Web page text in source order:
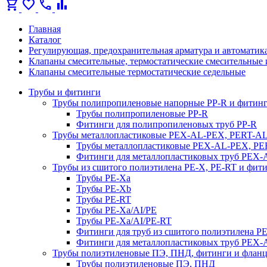
shopping_cart favorite call bar_chart
Главная
Каталог
Регулирующая, предохранительная арматура и
Клапаны смесительные, термостатические
Клапаны смесительные термостатические седельные
Трубы и фитинги
Трубы полипропиленовые напорные PP-R и
Трубы полипропиленовые PP-R
Фитинги для полипропиленовых труб PP-R
Трубы металлопластиковые PEX-AL-PEX, PERT-
Трубы металлопластиковые PEX-AL-PEX,
Фитинги для металлопластиковых труб
Трубы из сшитого полиэтилена PE-X, PE-RT и
Трубы PE-Xa
Трубы PE-Xb
Трубы PE-RT
Трубы PE-Xa/AI/PE
Трубы PE-Xa/AI/PE-RT
Фитинги для труб из сшитого полиэтилена
Фитинги для металлопластиковых труб
Трубы полиэтиленовые ПЭ, ПНД, фитинги и
Трубы полиэтиленовые ПЭ, ПНД